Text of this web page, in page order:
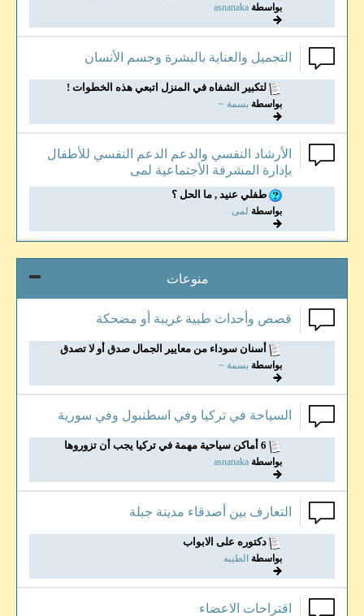
بواسطةasnanaka
التجميل والعناية بالبشرة وجسم الأنسان
لتكبير الشفاه في المنزل اتبعي هذه الخطوات !
بواسطةبسمة ~
الأرشاد النفسي والدعم الدعم النفسي للأطفال
بإدارة المشرفة الأجتماعية لمى
طفلي عنيد , ما الحل ؟
بواسطةلمى
منوعات
قصص وأحداث طبية غريبة أو مضحكة
أسنان سوداء من معايير الجمال صدق أو لا تصدق
بواسطةبسمة ~
السياحة في تركيا وفي اسطنبول وفي سورية
6 أماكن سياحية مهمة في تركيا يجب أن تزوروها
بواسطةasnanaka
التعارف بين أصدقاء مدينة جبلة
دكتوره على الابواب
بواسطةالطيبه
اقتراحات الاعضاء